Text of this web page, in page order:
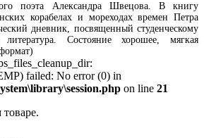
поэта Александра Швецова. В книгу
корабелах и мореходах времен Петра
дневник, посвященный студенческому
литература. Состояние хорошее, мягкая
failed: No error (0) in
on line 21